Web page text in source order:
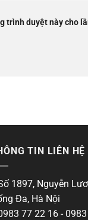
trình duyệt này cho
TIN LIÊN HỆ
1897, Nguyễn
Đa, Hà Nội
77 22 16 -